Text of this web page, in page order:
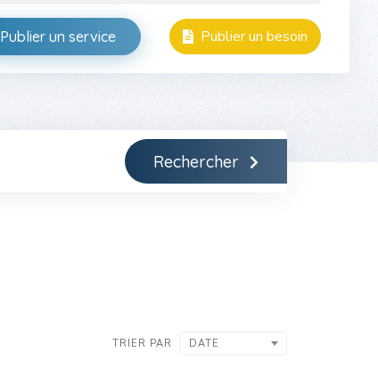
Publier un service Publier un besoin
Rechercher
TRIER PAR DATE